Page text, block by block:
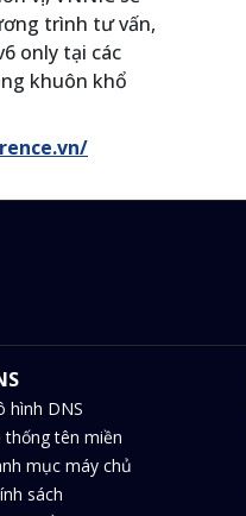
trình tư vấn,
only tại các
khuôn khổ
hình DNS
thống tên miền
mục máy chủ
sách